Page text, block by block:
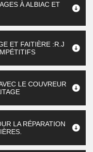
À ALBIAC ET
ET FAITIÈRE :R.J
LE COUVREUR
LA RÉPARATION